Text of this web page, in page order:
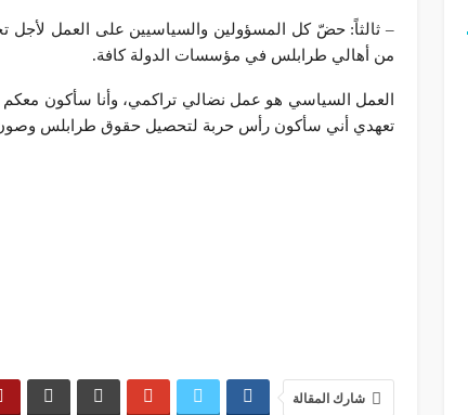
– ثالثاً: حضّ كل المسؤولين والسياسيين على العمل لأجل
من أهالي طرابلس في مؤسسات الدولة كافة.
العمل السياسي هو عمل نضالي تراكمي، وأنا سأكون
تعهدي أني سأكون رأس حربة لتحصيل حقوق طرابلس وصون
شارك المقالة